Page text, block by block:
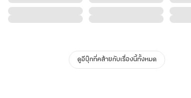
ดูอีบุ๊กที่คล้ายกับเรื่องนี้ทั้งหมด